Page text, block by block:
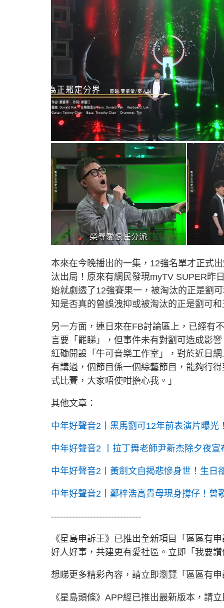
本來在今晚播出的一集，12強名單才正式
汰出局！原來有網民發現myTV SUPER昨
始就劇透了12強賽果一，被淘汰的正是劉
知是否真的曾誤洩抑或被淘汰的正是劉可
另一方面，連日來在FB討論區上，已經有
言要「罷睇」，但事件未有對劉可造成影
紅磡開設「牛可音樂工作室」，對於近日
有講過，個節目係一個綜藝節目，能夠行
式比賽，大家唔使咁擔心我。」
其他文章：
中年好聲音2丨黑馬劉可12年前表演片曝
中年好聲音2 丨拉丁舞老師尹新杰除夕夜
中年好聲音2丨黃劍文自揭悲慘身世！生日
中年好聲音2丨鄭梓浩高貴母現身撐仔！曾
------------------------------
《星島申訴王》已推出全新項目「區區有
好人好事，共建更有愛社區。立即「我要
想睇更多精彩內容，請立即瀏覽「區區有
《星島頭條》APP經已推出最新版本，請